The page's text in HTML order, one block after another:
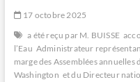
17 octobre 2025
a été reçu par M. BUISSE
l’Eau Administrateur
marge des Assemblées
Washington et du Directeur